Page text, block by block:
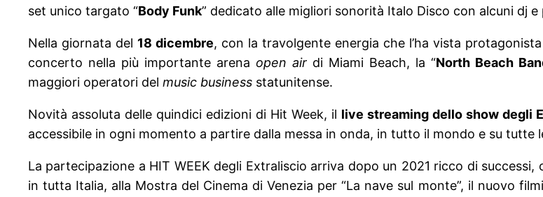
set unico targato “Body Funk” dedicato alle migliori sonorità Italo Disco con alcuni dj
Nella giornata del 18 dicembre, con la travolgente energia che l’ha vista
concerto nella più importante arena open air di Miami Beach, la “North Beach
maggiori operatori del music business statunitense.
Novità assoluta delle quindici edizioni di Hit Week, il live streaming dello show degli
accessibile in ogni momento a partire dalla messa in onda, in tutto il mondo e su
La partecipazione a HIT WEEK degli Extraliscio arriva dopo un 2021 ricco di
in tutta Italia, alla Mostra del Cinema di Venezia per “La nave sul monte”, il nuovo